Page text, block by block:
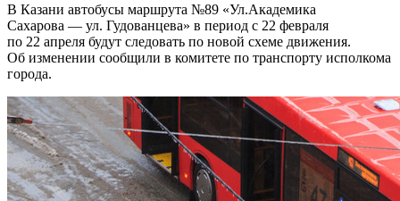
В Казани автобусы маршрута №89 «Ул.Академика
Сахарова — ул. Гудованцева» в период с 22 февраля
по 22 апреля будут следовать по новой схеме движения.
Об изменении сообщили в комитете по транспорту исполкома
города.